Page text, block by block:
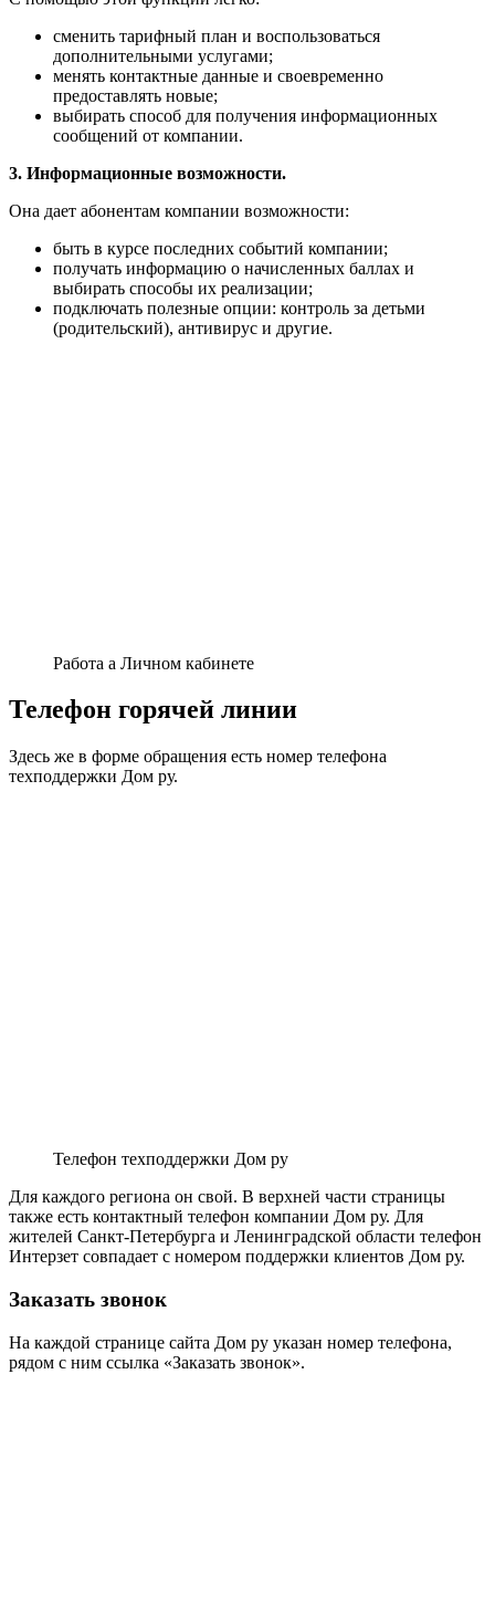
сменить тарифный план и воспользоваться
дополнительными услугами;
менять контактные данные и своевременно
предоставлять новые;
выбирать способ для получения информационных
сообщений от компании.
3. Информационные возможности.
Она дает абонентам компании возможности:
быть в курсе последних событий компании;
получать информацию о начисленных баллах и
выбирать способы их реализации;
подключать полезные опции: контроль за детьми
(родительский), антивирус и другие.
Работа а Личном кабинете
Телефон горячей линии
Здесь же в форме обращения есть номер телефона
техподдержки Дом ру.
Телефон техподдержки Дом ру
Для каждого региона он свой. В верхней части страницы
также есть контактный телефон компании Дом ру. Для
жителей Санкт-Петербурга и Ленинградской области телефон
Интерзет совпадает с номером поддержки клиентов Дом ру.
Заказать звонок
На каждой странице сайта Дом ру указан номер телефона,
рядом с ним ссылка «Заказать звонок».